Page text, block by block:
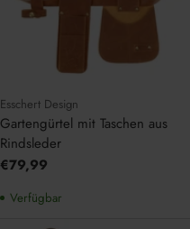
Esschert Design
Gartengürtel mit Taschen aus
Rindsleder
€79,99
Verfügbar